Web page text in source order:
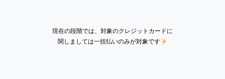
現在の段階では、対象のクレジットカードに
関しましては一括払いのみが対象です